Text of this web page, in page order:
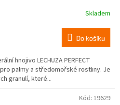
Skladem
Do košíku
hnojivo LECHUZA PERFECT
palmy a středomořské rostliny. Je
granulí, které...
Kód: 19629